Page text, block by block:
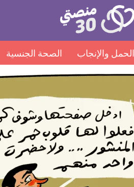
الحمل والإنجاب الصحة الجنسية